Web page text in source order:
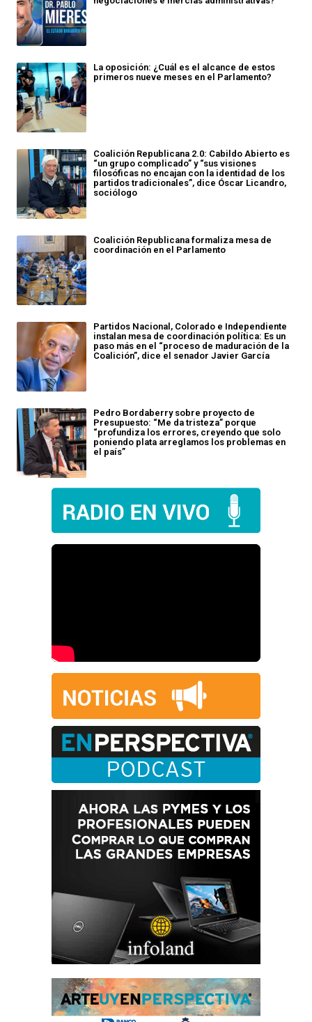
La oposición: ¿Cuál es el alcance de estos
primeros nueve meses en el Parlamento?
Coalición Republicana 2.0: Cabildo Abierto es
“un grupo complicado” y “sus visiones
filosóficas no encajan con la identidad de los
partidos tradicionales”, dice Óscar Licandro,
sociólogo
Coalición Republicana formaliza mesa de
coordinación en el Parlamento
Partidos Nacional, Colorado e Independiente
instalan mesa de coordinación política: Es un
paso más en el “proceso de maduración de la
Coalición”, dice el senador Javier García
Pedro Bordaberry sobre proyecto de
Presupuesto: “Me da tristeza” porque
“profundiza los errores, creyendo que solo
poniendo plata arreglamos los problemas en
el país”